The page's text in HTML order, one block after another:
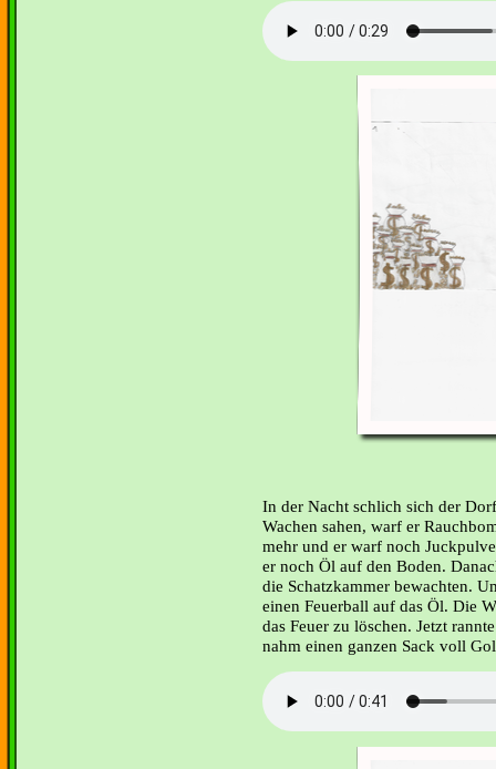
In der Nacht schlich sich der
Wachen sahen, warf er
mehr und er warf noch
er noch Öl auf den Boden.
die Schatzkammer bewachten.
einen Feuerball auf das Öl. Die
das Feuer zu löschen. Jetzt
nahm einen ganzen Sack voll